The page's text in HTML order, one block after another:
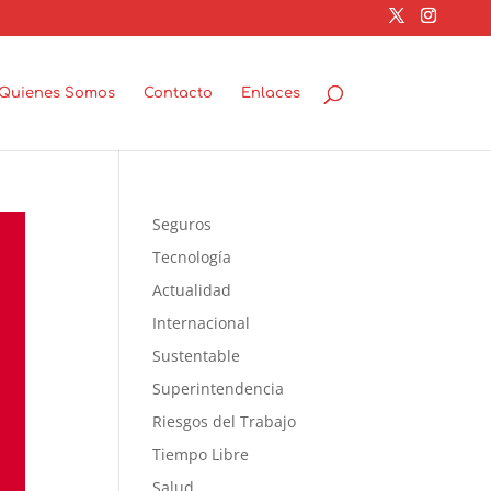
Somos Contacto Enlaces
Seguros
Tecnología
Actualidad
Internacional
Sustentable
Superintendencia
Riesgos del Trabajo
Tiempo Libre